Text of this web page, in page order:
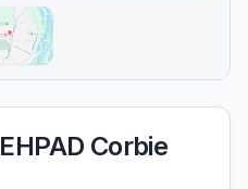
EHPAD Corbie